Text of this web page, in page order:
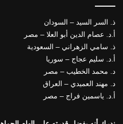
ذ. السر السيد – السودان
أ.د. عصام الدين أبو العلا – مصر
ذ. سامي الزهراني – السعودية
أ.د. سليم عجاج – سوريا
د. محمد الخطيب – مصر
د. مهند العميدي – العراق
أ.د. ياسمين فراج – مصر